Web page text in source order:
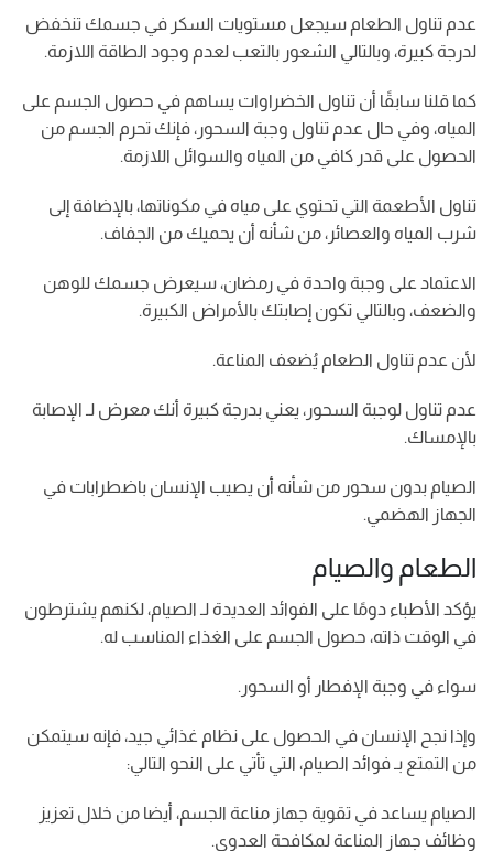
عدم تناول الطعام سيجعل مستويات السكر في جسمك تنخفض
لدرجة كبيرة، وبالتالي الشعور بالتعب لعدم وجود الطاقة اللازمة.
كما قلنا سابقًا أن تناول الخضراوات يساهم في حصول الجسم على
المياه، وفي حال عدم تناول وجبة السحور، فإنك تحرم الجسم من
الحصول على قدر كافي من المياه والسوائل اللازمة.
تناول الأطعمة التي تحتوي على مياه في مكوناتها، بالإضافة إلى
شرب المياه والعصائر، من شأنه أن يحميك من الجفاف.
الاعتماد على وجبة واحدة في رمضان، سيعرض جسمك للوهن
والضعف، وبالتالي تكون إصابتك بالأمراض الكبيرة.
لأن عدم تناول الطعام يُضعف المناعة.
عدم تناول لوجبة السحور، يعني بدرجة كبيرة أنك معرض لـ الإصابة
بالإمساك.
الصيام بدون سحور من شأنه أن يصيب الإنسان باضطرابات في
الجهاز الهضمي.
الطعام والصيام
يؤكد الأطباء دومًا على الفوائد العديدة لـ الصيام، لكنهم يشترطون
في الوقت ذاته، حصول الجسم على الغذاء المناسب له.
سواء في وجبة الإفطار أو السحور.
وإذا نجح الإنسان في الحصول على نظام غذائي جيد، فإنه سيتمكن
من التمتع بـ فوائد الصيام، التي تأتي على النحو التالي:
الصيام يساعد في تقوية جهاز مناعة الجسم، أيضا من خلال تعزيز
وظائف جهاز المناعة لمكافحة العدوى.